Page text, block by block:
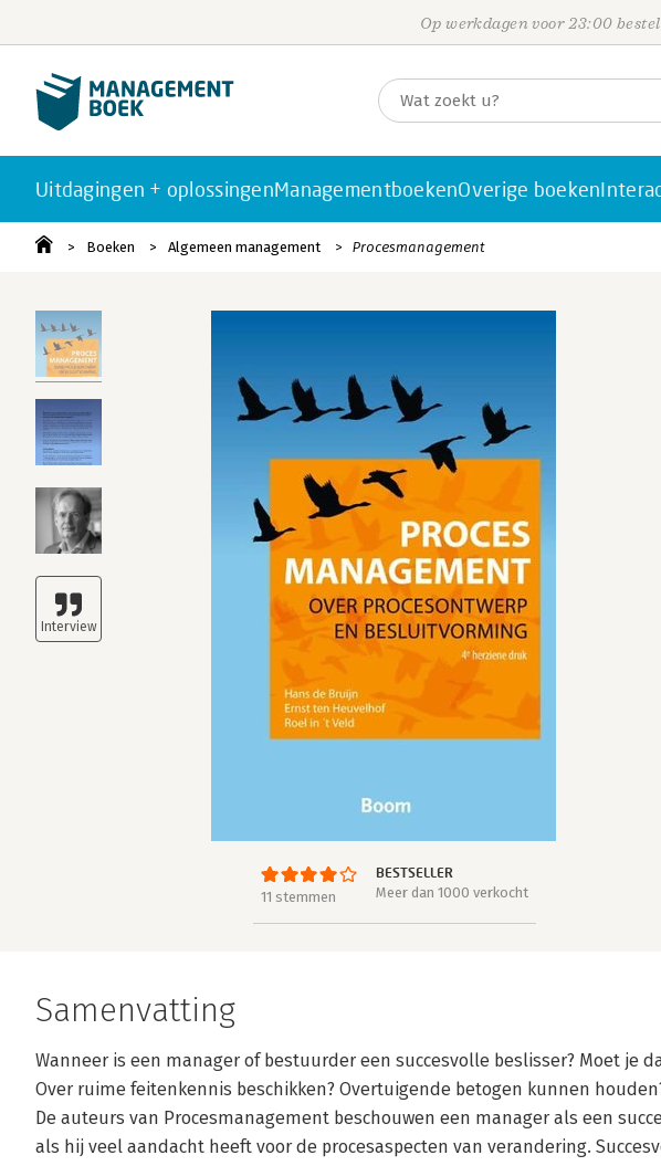
Op werkdagen voor 23:00
Uitdagingen + oplossingenManagementboekenOverige boeken
Boeken Algemeen management Procesmanagement
11 stemmen
BESTSELLER
Meer dan 1000 verkocht
Samenvatting
Wanneer is een manager of bestuurder een succesvolle beslisser? Moet je
Over ruime feitenkennis beschikken? Overtuigende betogen kunnen
De auteurs van Procesmanagement beschouwen een manager als een
als hij veel aandacht heeft voor de procesaspecten van verandering.